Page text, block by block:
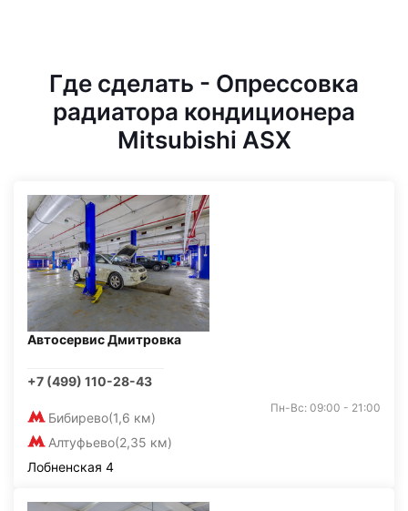
Где сделать - Опрессовка
радиатора кондиционера
Mitsubishi ASX
Автосервис Дмитровка
+7 (499) 110-28-43
Бибирево(1,6 км)
Алтуфьево(2,35 км)
Пн-Вс: 09:00 - 21:00
Лобненская 4